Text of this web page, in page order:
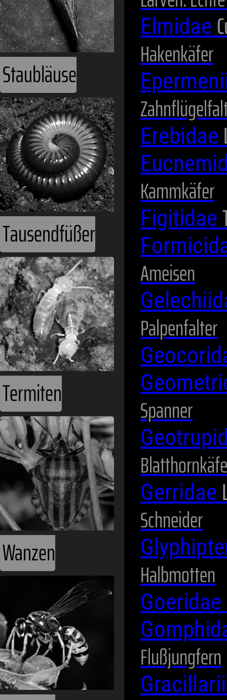
Staubläuse
Tausendfüßer
Termiten
Wanzen
Elmidae
Hakenkäfer
Erebidae
Kammkäfer
Figitidae
Ameisen
Palpenfalter
Spanner
Gerridae
Schneider
Halbmotten
Goeridae
Flußjungfern